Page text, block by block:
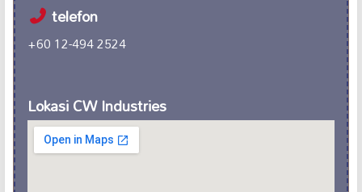
telefon
+60 12-494 2524
Lokasi CW Industries